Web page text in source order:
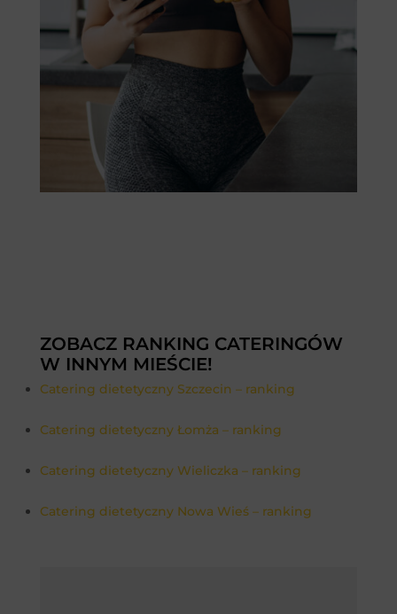
ZOBACZ RANKING CATERINGÓW
W INNYM MIEŚCIE!
Catering dietetyczny Szczecin – ranking
Catering dietetyczny Łomża – ranking
Catering dietetyczny Wieliczka – ranking
Catering dietetyczny Nowa Wieś – ranking